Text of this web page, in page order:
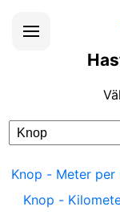
Knop - Meter per
Knop -